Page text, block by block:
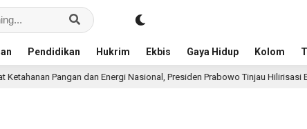
Pendidikan Hukrim Ekbis Gaya Hidup Kolom
dan Energi Nasional, Presiden Prabowo Tinjau Hilirisasi Bioetanol PTPN I